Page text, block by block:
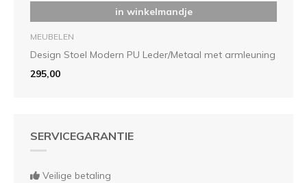
in winkelmandje
MEUBELEN
Design Stoel Modern PU Leder/Metaal met armleuning
295,00
SERVICEGARANTIE
Veilige betaling